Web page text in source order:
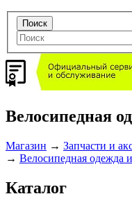
Велосипедная
Магазин → Запчасти и
→ Велосипедная одежда
Каталог